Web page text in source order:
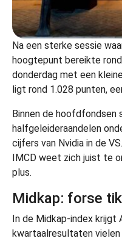
Na een sterke sessie
hoogtepunt bereikte
donderdag met een
ligt rond 1.028 punten,
Binnen de hoofdfondsen
halfgeleideraandelen
cijfers van Nvidia in de
IMCD weet zich juist te
plus.
Midkap: forse
In de Midkap-index krijgt
kwartaalresultaten